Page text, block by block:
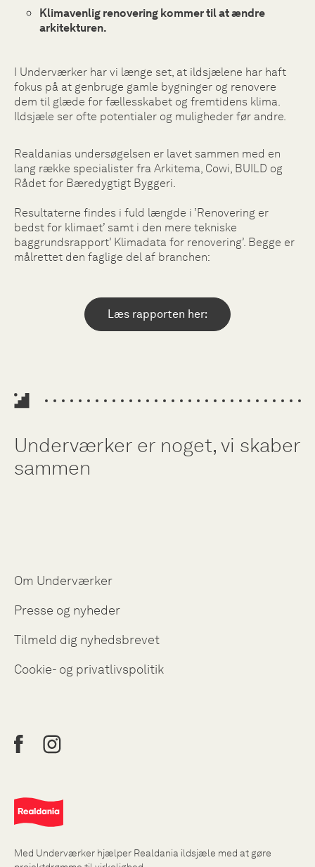
Klimavenlig renovering kommer til at ændre
arkitekturen.
I Underværker har vi længe set, at ildsjælene har haft
fokus på at genbruge gamle bygninger og renovere
dem til glæde for fællesskabet og fremtidens klima.
Ildsjæle ser ofte potentialer og muligheder før andre.
Realdanias undersøgelsen er lavet sammen med en
lang række specialister fra Arkitema, Cowi, BUILD og
Rådet for Bæredygtigt Byggeri.
Resultaterne findes i fuld længde i ’Renovering er
bedst for klimaet’ samt i den mere tekniske
baggrundsrapport’ Klimadata for renovering’. Begge er
målrettet den faglige del af branchen:
Læs rapporten her:
Underværker er noget, vi skaber
sammen
Om Underværker
Presse og nyheder
Tilmeld dig nyhedsbrevet
Cookie- og privatlivspolitik
Med Underværker hjælper Realdania ildsjæle med at gøre